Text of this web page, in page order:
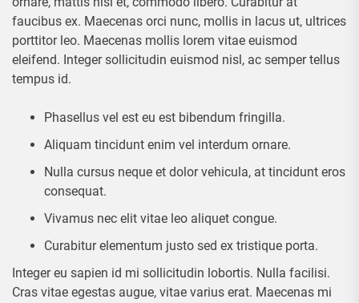
faucibus ex. Maecenas orci nunc, mollis in lacus ut, ultrices
porttitor leo. Maecenas mollis lorem vitae euismod
eleifend. Integer sollicitudin euismod nisl, ac semper tellus
tempus id.
Phasellus vel est eu est bibendum fringilla.
Aliquam tincidunt enim vel interdum ornare.
Nulla cursus neque et dolor vehicula, at tincidunt eros
consequat.
Vivamus nec elit vitae leo aliquet congue.
Curabitur elementum justo sed ex tristique porta.
Integer eu sapien id mi sollicitudin lobortis. Nulla facilisi.
Cras vitae egestas augue, vitae varius erat. Maecenas mi